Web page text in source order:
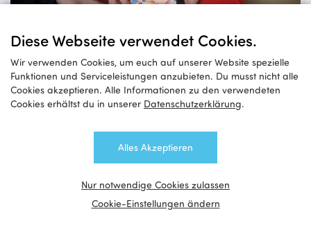
Diese Webseite verwendet Cookies.
Wir verwenden Cookies, um euch auf unserer Website spezielle
Funktionen und Serviceleistungen anzubieten. Du musst nicht alle
Cookies akzeptieren. Alle Informationen zu den verwendeten
Cookies erhältst du in unserer Datenschutzerklärung.
Alles Akzeptieren
Nur notwendige Cookies zulassen
Cookie-Einstellungen ändern
Digitale Spiele
in der Jugendarbeit